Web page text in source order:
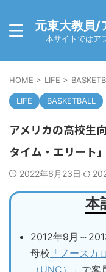
元東大教員/
本サイトではア
HOME > LIFE >
LIFE BASKETBALL
アメリカの高校生
タイム・エリート
2022年6月23日
本
2012年9月～
母校 「ノースカ
（UNC）」 で客